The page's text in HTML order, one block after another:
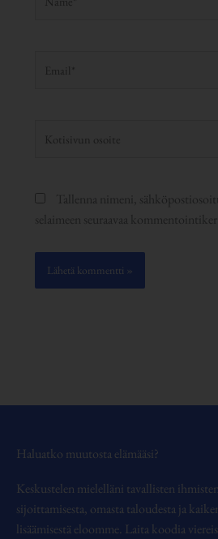
Tallenna nimeni,
selaimeen seuraavaa
Haluatko muutosta elämääsi?
Keskustelen mielelläni tavallisten
sijoittamisesta, omasta taloudesta ja
lisäämisestä eloomme. Laita koodia